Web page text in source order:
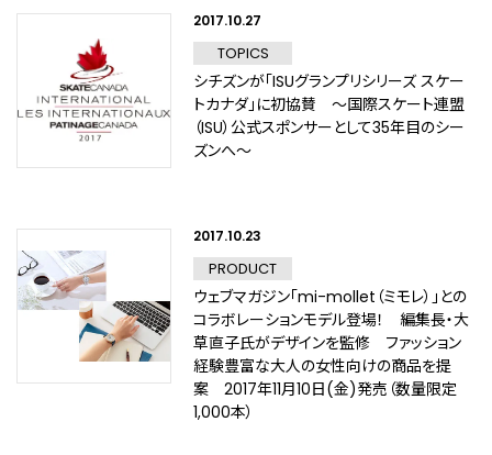
2017.10.27
TOPICS
シチズンが「ISUグランプリシリーズ スケー
トカナダ」に初協賛 ～国際スケート連盟
（ISU）公式スポンサーとして35年目のシー
ズンへ～
2017.10.23
PRODUCT
ウェブマガジン「mi-mollet（ミモレ）」との
コラボレーションモデル登場！ 編集長・大
草直子氏がデザインを監修 ファッション
経験豊富な大人の女性向けの商品を提
案 2017年11月10日(金)発売（数量限定
1,000本）